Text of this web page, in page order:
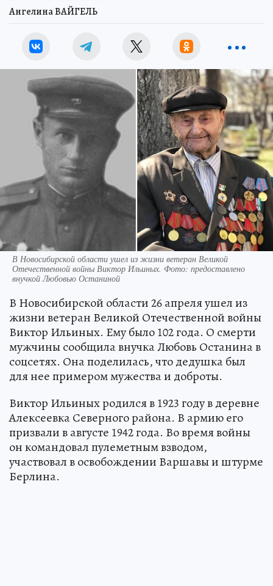
Ангелина ВАЙГЕЛЬ
В Новосибирской области ушел из жизни ветеран Великой
Отечественной войны Виктор Ильиных. Фото: предоставлено
внучкой Любовью Останиной
В Новосибирской области 26 апреля ушел из
жизни ветеран Великой Отечественной войны
Виктор Ильиных. Ему было 102 года. О смерти
мужчины сообщила внучка Любовь Останина в
соцсетях. Она поделилась, что дедушка был
для нее примером мужества и доброты.
Виктор Ильиных родился в 1923 году в деревне
Алексеевка Северного района. В армию его
призвали в августе 1942 года. Во время войны
он командовал пулеметным взводом,
участвовал в освобождении Варшавы и штурме
Берлина.